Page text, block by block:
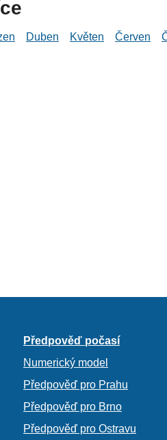
Duben Květen Červen
Předpověď počasí
Numerický model
Předpověď pro Prahu
Předpověď pro Brno
Předpověď pro Ostravu